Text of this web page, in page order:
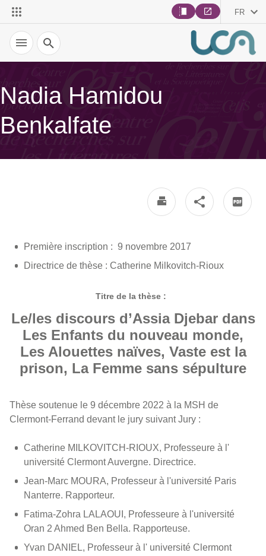
FR
Recherche
Nadia Hamidou
Benkalfate
Première inscription : 9 novembre 2017
Directrice de thèse : Catherine Milkovitch-Rioux
Titre de la thèse :
Le/les discours d’Assia Djebar dans
Les Enfants du nouveau monde,
Les Alouettes naïves, Vaste est la
prison, La Femme sans sépulture
Thèse soutenue le 9 décembre 2022 à la MSH de
Clermont-Ferrand devant le jury suivant Jury :
Catherine MILKOVITCH-RIOUX, Professeure à l'
université Clermont Auvergne. Directrice.
Jean-Marc MOURA, Professeur à l'université Paris
Nanterre. Rapporteur.
Fatima-Zohra LALAOUI, Professeure à l'université
Oran 2 Ahmed Ben Bella. Rapporteuse.
Yvan DANIEL, Professeur à l' université Clermont